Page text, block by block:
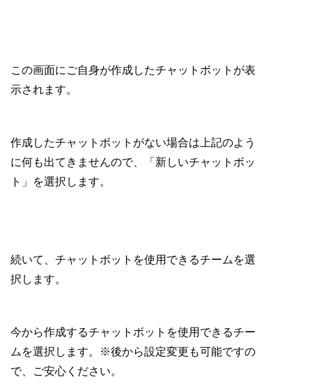
この画面にご自身が作成したチャットボットが表
示されます。
作成したチャットボットがない場合は上記のよう
に何も出てきませんので、「新しいチャットボッ
ト」を選択します。
続いて、チャットボットを使用できるチームを選
択します。
今から作成するチャットボットを使用できるチー
ムを選択します。※後から設定変更も可能ですの
で、ご安心ください。